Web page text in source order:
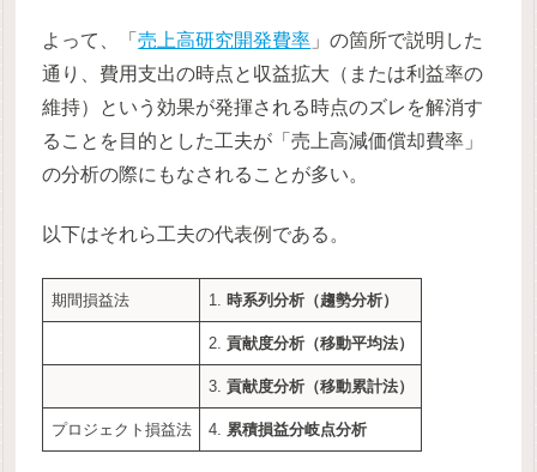
よって、「売上高研究開発費率 」の箇所で説明した
通り、費用支出の時点と収益拡大（または利益率の
維持）という効果が発揮される時点のズレを解消す
ることを目的とした工夫が「売上高減価償却費率」
の分析の際にもなされることが多い。
以下はそれら工夫の代表例である。
期間損益法 1. 時系列分析（趨勢分析）
2. 貢献度分析（移動平均法）
3. 貢献度分析（移動累計法）
プロジェクト損益法 4. 累積損益分岐点分析